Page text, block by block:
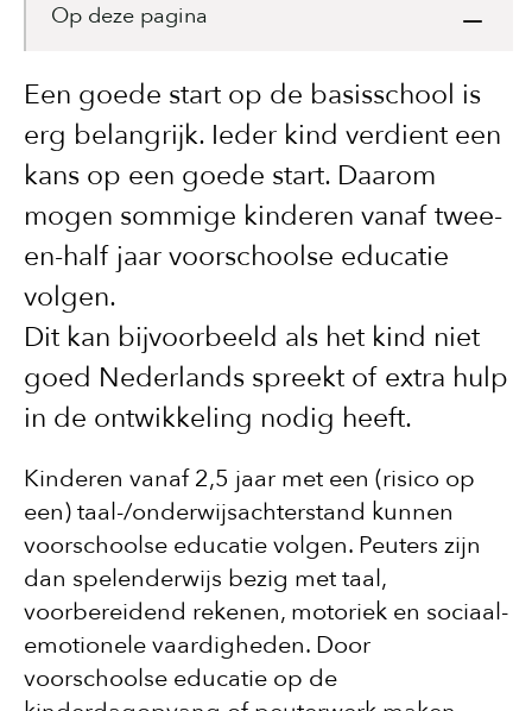
Een goede start op de basisschool is
erg belangrijk. Ieder kind verdient een
kans op een goede start. Daarom
mogen sommige kinderen vanaf twee-
en-half jaar voorschoolse educatie
volgen.
Dit kan bijvoorbeeld als het kind niet
goed Nederlands spreekt of extra hulp
in de ontwikkeling nodig heeft.
Kinderen vanaf 2,5 jaar met een (risico op
een) taal-/onderwijsachterstand kunnen
voorschoolse educatie volgen. Peuters zijn
dan spelenderwijs bezig met taal,
voorbereidend rekenen, motoriek en sociaal-
emotionele vaardigheden. Door
voorschoolse educatie op de
Op deze pagina